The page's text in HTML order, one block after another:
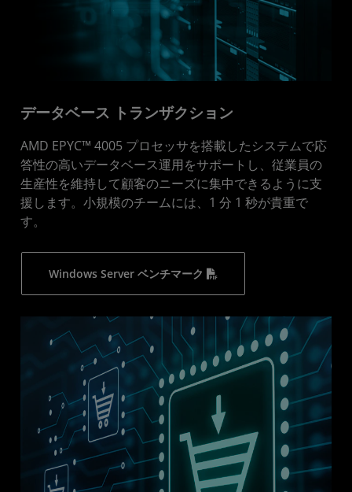
データベース トランザクション
AMD EPYC™ 4005 プロセッサを搭載したシステムで応
答性の高いデータベース運用をサポートし、従業員の
生産性を維持して顧客のニーズに集中できるように支
援します。小規模のチームには、1 分 1 秒が貴重で
す。
Windows Server ベンチマーク